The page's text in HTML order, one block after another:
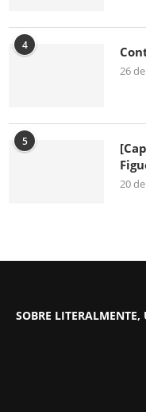
4
26
5
20
SOBRE LITERALMENTE,